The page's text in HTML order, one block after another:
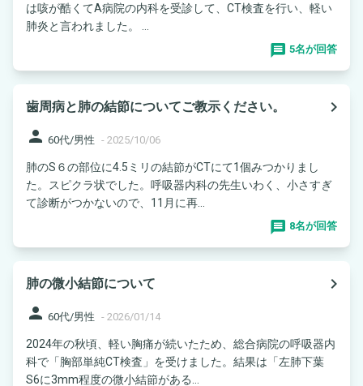
は咳が酷くてA病院の内科を受診して、CT検査を行い、軽い
肺炎と言われました。 ...
5名が回答
歯周病と肺の結節についてご教示ください。
navigate_next
person 60代/男性 - 2025/10/06
肺のS６の部位に4.5ミリの結節がCTにて1個みつかりまし
た。スピクラ状でした。呼吸器内科の先生いわく、小さすぎ
て診断がつかないので、11月に再...
8名が回答
肺の微小結節について
navigate_next
person 60代/男性 - 2026/01/14
2024年の秋頃、軽い胸痛が続いたため、総合病院の呼吸器内
科で「胸部単純CT検査」を受けました。結果は「左肺下葉
S6に3mm程度の微小結節がある...